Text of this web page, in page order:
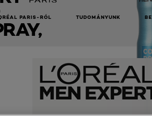
PARIS-RÓL TUDOMÁNYUNK